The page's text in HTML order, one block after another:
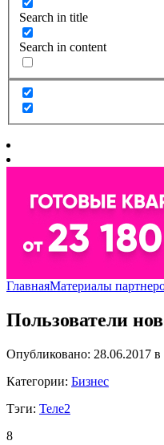
Search in title
Search in content
ГлавнаяМатериалы
Пользователи
Опубликовано: 28.06.2017 в
Категории: Бизнес
Тэги: Теле2
8